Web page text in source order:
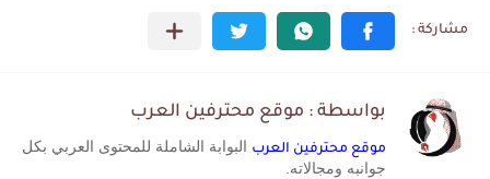
بواسطة : موقع محترفين العرب
موقع محترفين العرب البوابة الشاملة للمحتوى العربي بكل
جوانبه ومجالاته.